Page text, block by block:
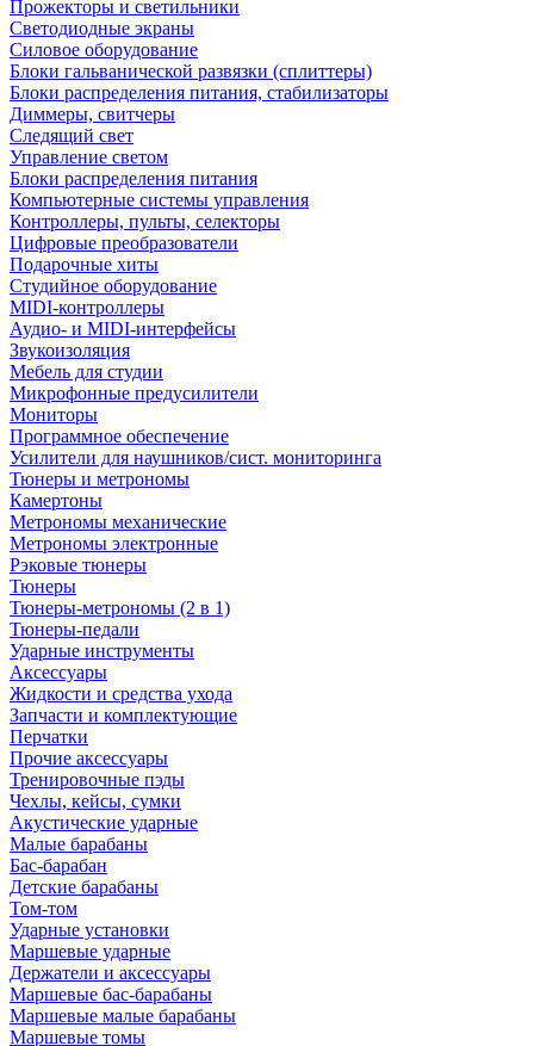
Прожекторы и светильники
Светодиодные экраны
Силовое оборудование
Блоки гальванической развязки (сплиттеры)
Блоки распределения питания, стабилизаторы
Диммеры, свитчеры
Следящий свет
Управление светом
Блоки распределения питания
Компьютерные системы управления
Контроллеры, пульты, селекторы
Цифровые преобразователи
Подарочные хиты
Студийное оборудование
MIDI-контроллеры
Аудио- и MIDI-интерфейсы
Звукоизоляция
Мебель для студии
Микрофонные предусилители
Мониторы
Программное обеспечение
Усилители для наушников/сист. мониторинга
Тюнеры и метрономы
Камертоны
Метрономы механические
Метрономы электронные
Рэковые тюнеры
Тюнеры
Тюнеры-метрономы (2 в 1)
Тюнеры-педали
Ударные инструменты
Аксессуары
Жидкости и средства ухода
Запчасти и комплектующие
Перчатки
Прочие аксессуары
Тренировочные пэды
Чехлы, кейсы, сумки
Акустические ударные
Mалые барабаны
Бас-барабан
Детские барабаны
Том-том
Ударные установки
Маршевые ударные
Держатели и аксессуары
Маршевые бас-барабаны
Маршевые малые барабаны
Маршевые томы